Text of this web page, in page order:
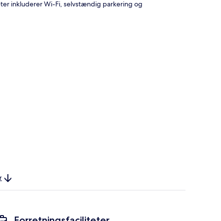
inkluderer Wi-Fi, selvstændig parkering og